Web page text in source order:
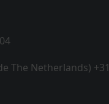
The Netherlands) +31